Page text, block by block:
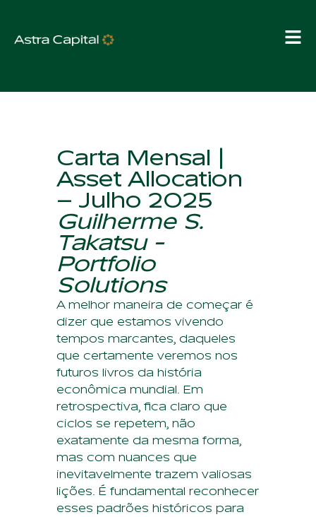
Carta Mensal |
Asset Allocation
– Julho 2025
Guilherme S.
Takatsu -
Portfolio
Solutions
A melhor maneira de começar é
dizer que estamos vivendo
tempos marcantes, daqueles
que certamente veremos nos
futuros livros da história
econômica mundial. Em
retrospectiva, fica claro que
ciclos se repetem, não
exatamente da mesma forma,
mas com nuances que
inevitavelmente trazem valiosas
lições. É fundamental reconhecer
esses padrões históricos para